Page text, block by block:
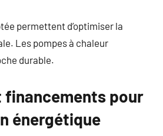
permettent d’optimiser la
Les pompes à chaleur
durable.
financements pour
énergétique